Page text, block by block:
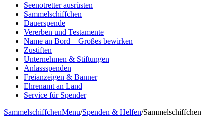
Seenotretter ausrüsten
Sammelschiffchen
Dauerspende
Vererben und Testamente
Name an Bord – Großes bewirken
Zustiften
Unternehmen & Stiftungen
Anlassspenden
Freianzeigen & Banner
Ehrenamt an Land
Service für Spender
SammelschiffchenMenu/Spenden & Helfen/Sammelschiffchen